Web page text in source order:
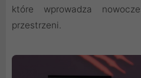
które wprowadza
przestrzeni.